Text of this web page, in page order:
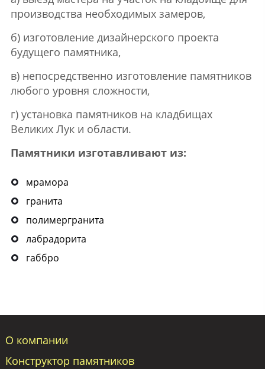
производства необходимых замеров,
б) изготовление дизайнерского проекта
будущего памятника,
в) непосредственно изготовление памятников
любого уровня сложности,
г) установка памятников на кладбищах
Великих Лук и области.
Памятники изготавливают из:
мрамора
гранита
полимергранита
лабрадорита
габбро
О компании
Конструктор памятников